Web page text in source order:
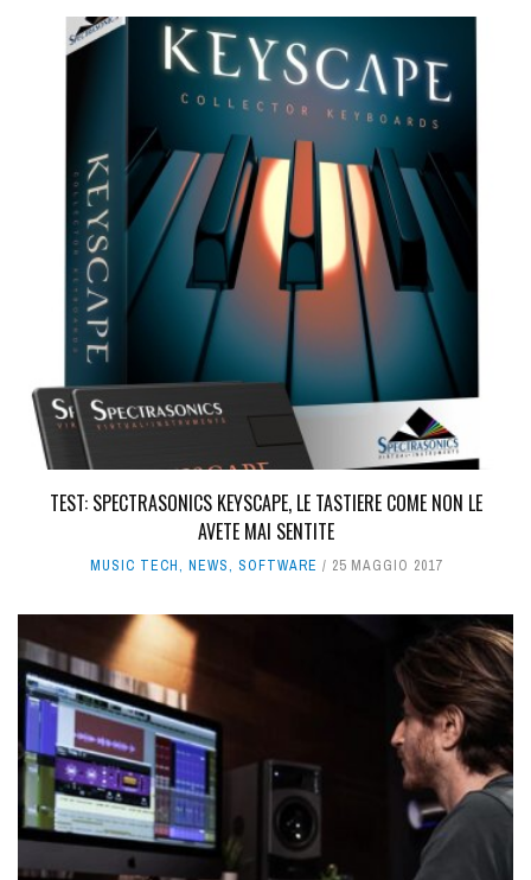
TEST: SPECTRASONICS KEYSCAPE, LE TASTIERE COME NON LE
AVETE MAI SENTITE
MUSIC TECH, NEWS, SOFTWARE 25 MAGGIO 2017